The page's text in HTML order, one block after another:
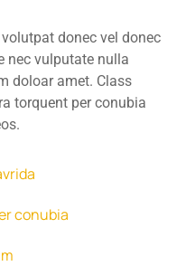
donec vel donec
nec vulputate nulla
doloar amet. Class
torquent per conubia
conubia